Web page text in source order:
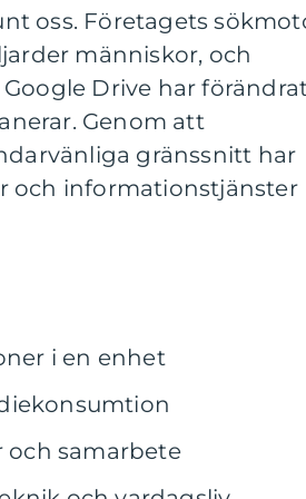
oss. Företagets
människor, och
Drive har
Genom att
gränssnitt har
och informationstjänster
i en enhet
och samarbete